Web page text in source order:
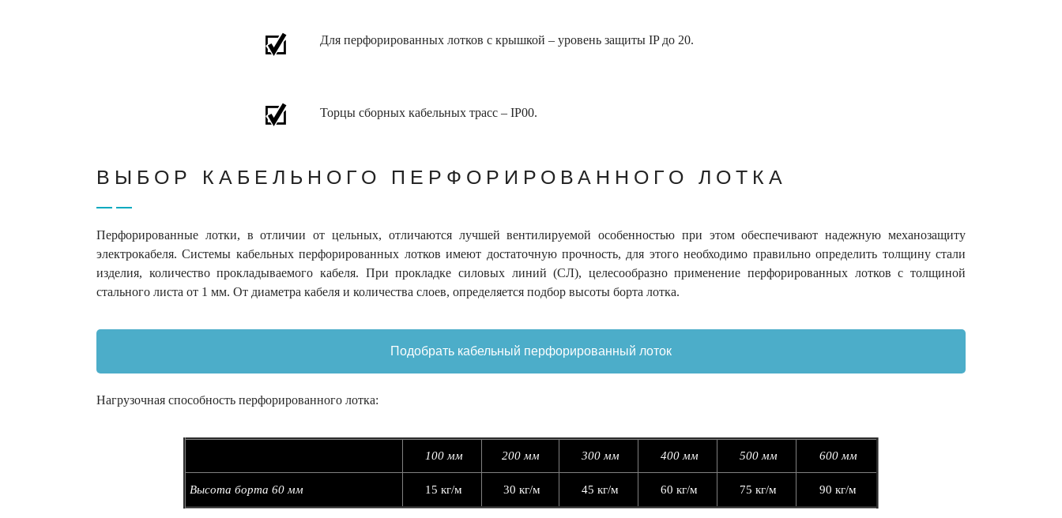
Для перфорированных лотков с крышкой – уровень защиты IP до 20.
Торцы сборных кабельных трасс – IP00.
ВЫБОР КАБЕЛЬНОГО ПЕРФОРИРОВАННОГО ЛОТКА
Перфорированные лотки, в отличии от цельных, отличаются лучшей вентилируемой особенностью при этом обеспечивают надежную механозащиту
электрокабеля. Системы кабельных перфорированных лотков имеют достаточную прочность, для этого необходимо правильно определить толщину стали
изделия, количество прокладываемого кабеля. При прокладке силовых линий (СЛ), целесообразно применение перфорированных лотков с толщиной
стального листа от 1 мм. От диаметра кабеля и количества слоев, определяется подбор высоты борта лотка.
Подобрать кабельный перфорированный лоток
Нагрузочная способность перфорированного лотка:
100 мм 200 мм 300 мм 400 мм 500 мм 600 мм
Высота борта 60 мм 15 кг/м 30 кг/м 45 кг/м 60 кг/м 75 кг/м 90 кг/м